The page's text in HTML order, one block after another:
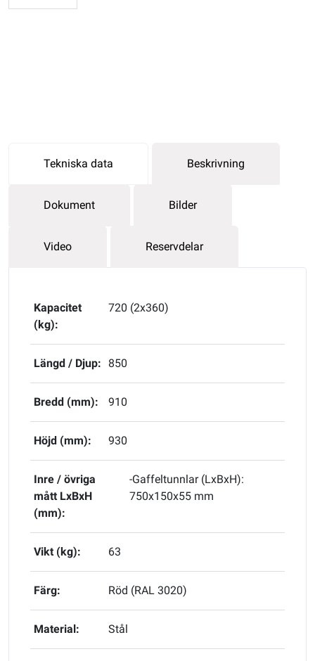
Tekniska data Beskrivning
Dokument Bilder
Video Reservdelar
Kapacitet
(kg):
720 (2x360)
Längd / Djup: 850
Bredd (mm): 910
Höjd (mm): 930
Inre / övriga
mått LxBxH
(mm):
-Gaffeltunnlar (LxBxH):
750x150x55 mm
Vikt (kg): 63
Färg: Röd (RAL 3020)
Material: Stål